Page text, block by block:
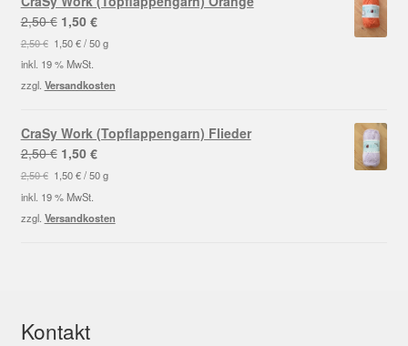
2,50€ Ursprünglicher
Preis
war:
2,50 €
1,50 €Aktueller
Preis
1,50 €.
2,50€ 1,50€/50 g
inkl. 19 % MwSt.
zzgl. Versandkosten
CraSy Work (Topflappengarn) Flieder
2,50€ Ursprünglicher
Preis
war:
2,50 €
1,50 €Aktueller
Preis
1,50 €.
2,50€ 1,50€/50 g
inkl. 19 % MwSt.
zzgl. Versandkosten
Kontakt